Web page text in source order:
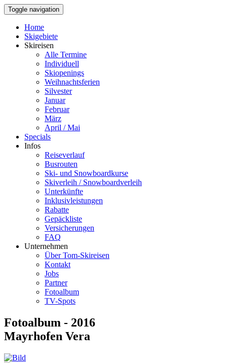
Toggle navigation
Home
Skigebiete
Skireisen
Alle Termine
Individuell
Skiopenings
Weihnachtsferien
Silvester
Januar
Februar
März
April / Mai
Specials
Infos
Reiseverlauf
Busrouten
Ski- und Snowboardkurse
Skiverleih / Snowboardverleih
Unterkünfte
Inklusivleistungen
Rabatte
Gepäckliste
Versicherungen
FAQ
Unternehmen
Über Tom-Skireisen
Kontakt
Jobs
Partner
Fotoalbum
TV-Spots
Fotoalbum - 2016
Mayrhofen Vera